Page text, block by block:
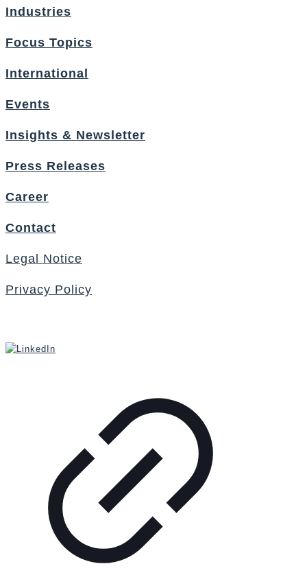
Industries
Focus Topics
International
Events
Insights & Newsletter
Press Releases
Career
Contact
Legal Notice
Privacy Policy